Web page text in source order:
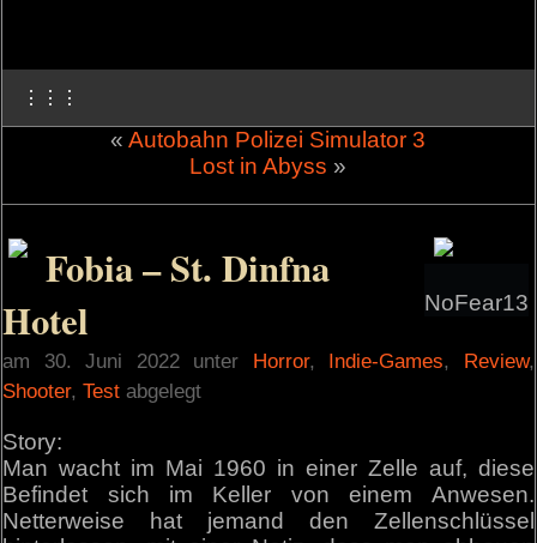
⋮⋮⋮
«Autobahn Polizei Simulator 3
Lost in Abyss »
NoFear13
Fobia – St. Dinfna
Hotel
am 30. Juni 2022 unter Horror, Indie-Games, Review,
Shooter,Test abgelegt
Story:
Man wacht im Mai 1960 in einer Zelle auf, diese
Befindet sich im Keller von einem Anwesen.
Netterweise hat jemand den Zellenschlüssel